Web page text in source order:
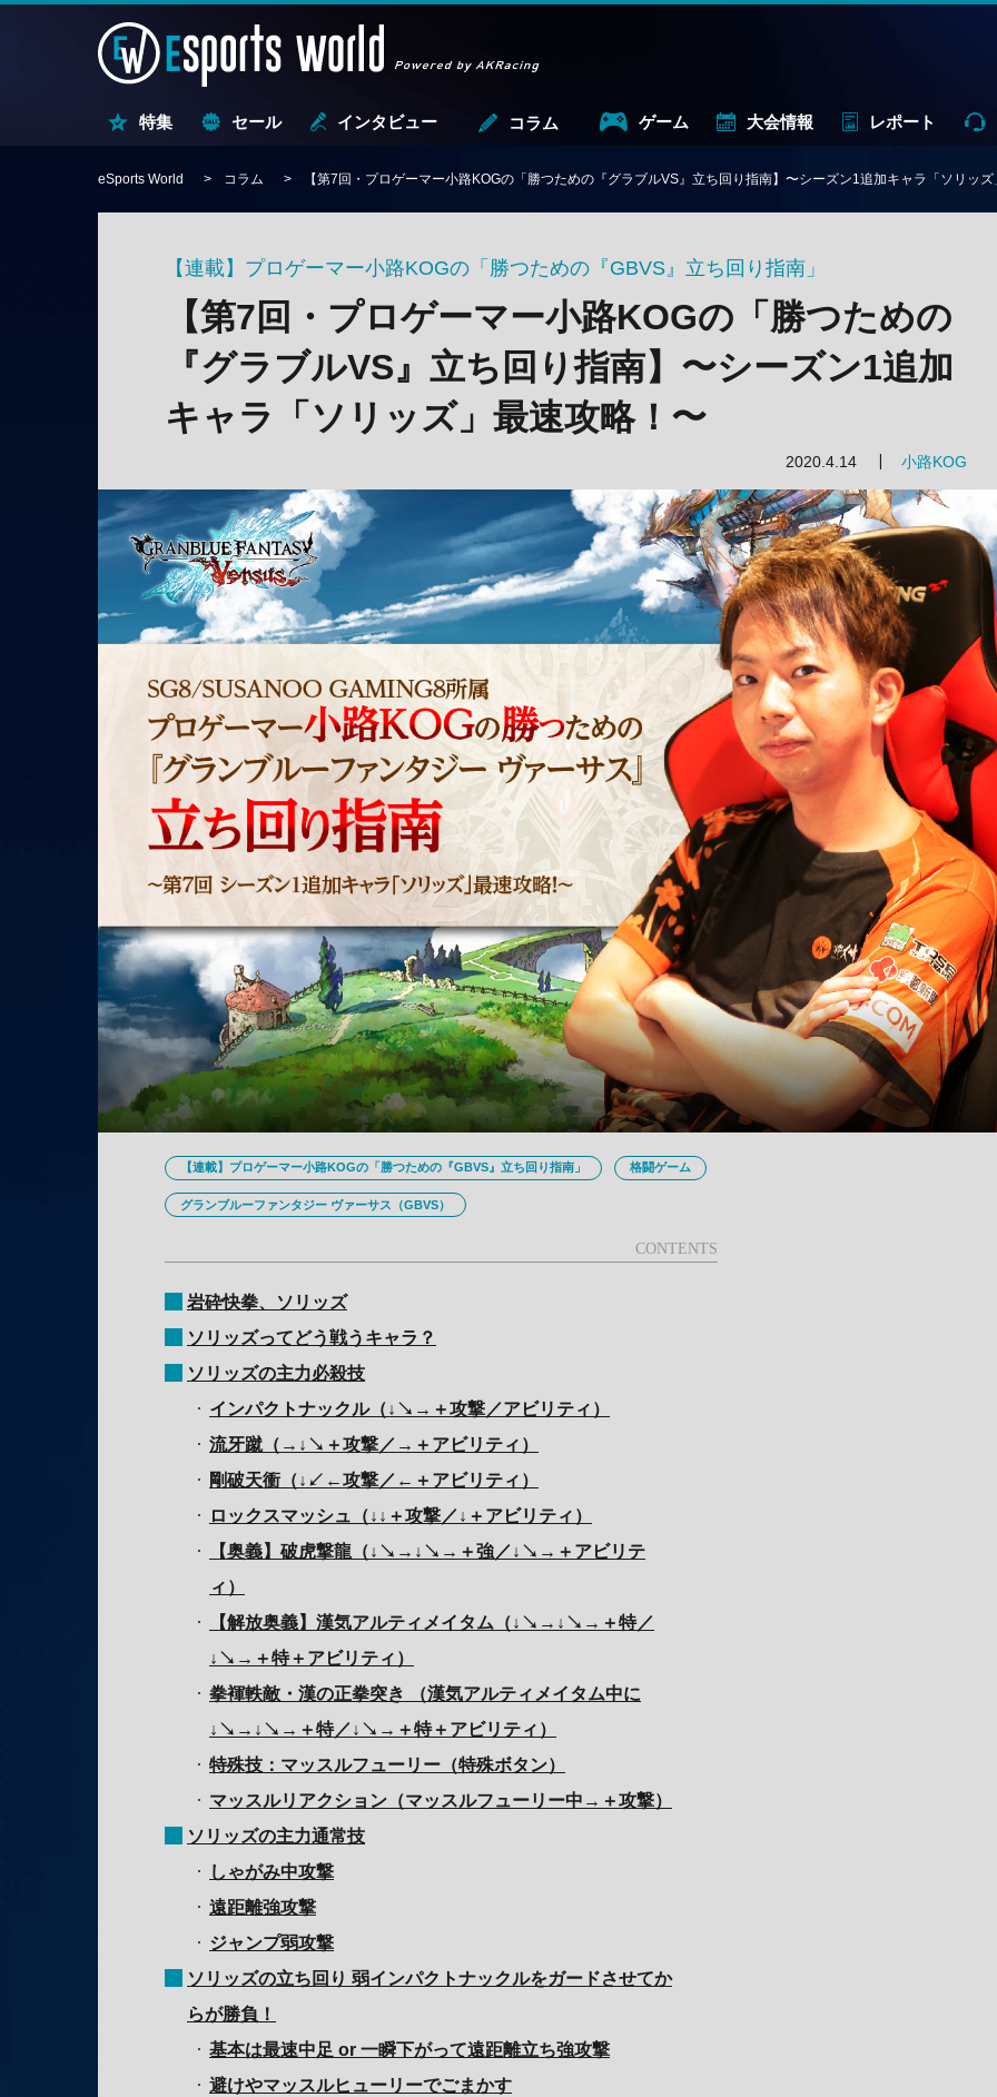
特集 セール インタビュー コラム ゲーム 大会情報 レポート
eSports World コラム 【第7回・プロゲーマー小路KOGの「勝つための『グラブルVS』立ち回り指南】〜シーズン1追加キャラ「ソリッ
【連載】プロゲーマー小路KOGの「勝つための『GBVS』立ち回り指南」
【第7回・プロゲーマー小路KOGの「勝つための
『グラブルVS』立ち回り指南】〜シーズン1追加
キャラ「ソリッズ」最速攻略！〜
2020.4.14 小路KOG
【連載】プロゲーマー小路KOGの「勝つための『GBVS』立ち回り指南」 格闘ゲーム
グランブルーファンタジー ヴァーサス（GBVS）
岩砕快拳、ソリッズ
ソリッズってどう戦うキャラ？
ソリッズの主力必殺技
インパクトナックル（↓↘→＋攻撃／アビリティ）
流牙蹴（→↓↘＋攻撃／→＋アビリティ）
剛破天衝（↓↙←攻撃／←＋アビリティ）
ロックスマッシュ（↓↓＋攻撃／↓＋アビリティ）
【奥義】破虎撃龍（↓↘→↓↘→＋強／↓↘→＋アビリテ
ィ）
【解放奥義】漢気アルティメイタム（↓↘→↓↘→＋特／
↓↘→＋特＋アビリティ）
拳褌軼敵・漢の正拳突き （漢気アルティメイタム中に
↓↘→↓↘→＋特／↓↘→＋特＋アビリティ）
特殊技：マッスルフューリー（特殊ボタン）
マッスルリアクション（マッスルフューリー中→＋攻撃）
ソリッズの主力通常技
しゃがみ中攻撃
遠距離強攻撃
ジャンプ弱攻撃
ソリッズの立ち回り 弱インパクトナックルをガードさせてか
らが勝負！
基本は最速中足 or 一瞬下がって遠距離立ち強攻撃
避けやマッスルヒューリーでごまかす